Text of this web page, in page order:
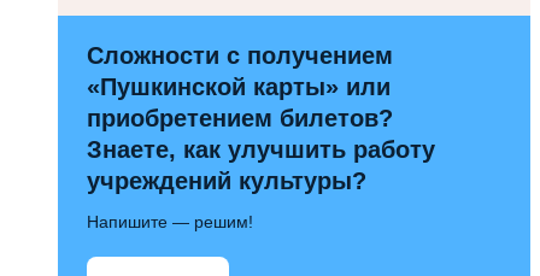
Сложности с получением
«Пушкинской карты» или
приобретением билетов?
Знаете, как улучшить работу
учреждений культуры?
Напишите — решим!